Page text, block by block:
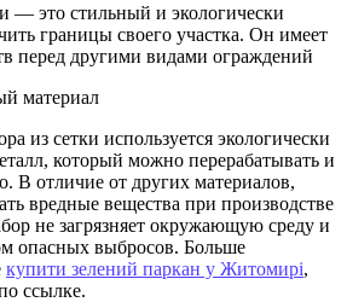
— это стильный и экологически
границы своего участка. Он имеет
перед другими видами ограждений
материал
из сетки используется экологически
который можно перерабатывать и
В отличие от других материалов,
вредные вещества при производстве
не загрязняет окружающую среду и
опасных выбросов. Больше
купити зелений паркан у Житомирі,
ссылке.